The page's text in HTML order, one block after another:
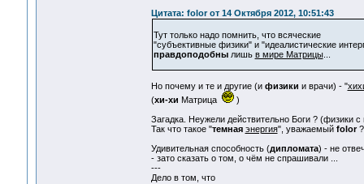
Цитата: folor от 14 Октября 2012, 10:51:43
Тут только надо помнить, что всяческие
"субъективные физики" и "идеалистические
правдоподобнылишь в мире Матрицы...
Но почему и те и другие (и физики и врачи) - "
(хи-хи Матрица
)
Загадка. Неужели действительно Боги ? (физики
Так что такое "темная энергия", уважаемый folor?
Удивительная способность (дипломата) - не
- зато сказать о том, о чём не спрашивали ...
---
Дело в том, что